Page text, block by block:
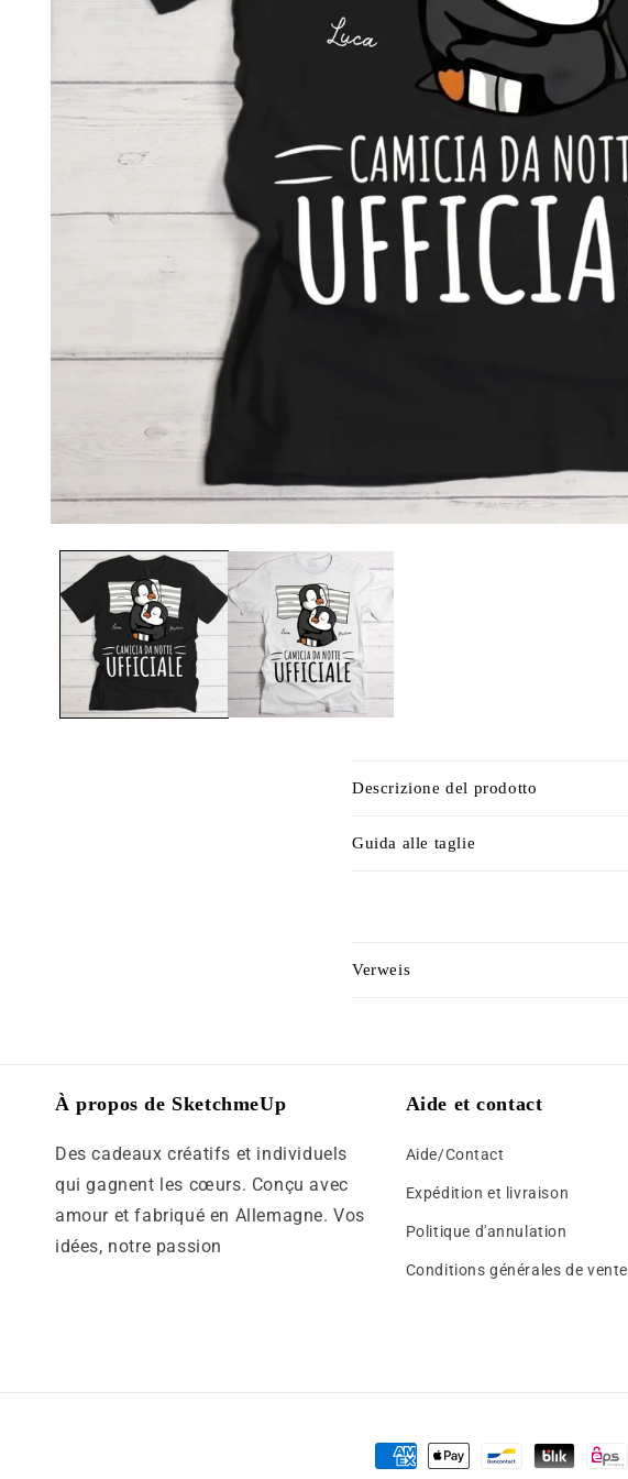
C
n
u
i
Descrizione del prodotto
Guida alle taglie
C
é
Verweis
À propos de SketchmeUp
Des cadeaux créatifs et individuels
qui gagnent les cœurs. Conçu avec
amour et fabriqué en Allemagne. Vos
idées, notre passion
Aide et contact
Aide/Contact
Expédition et livraison
Politique d'annulation
Conditions générales de vente
Moyens